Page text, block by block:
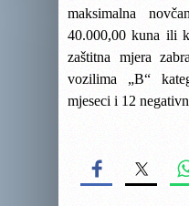
maksimalna
40.000,00 kuna ili
zaštitna mjera
vozilima „B“
mjeseci i 12